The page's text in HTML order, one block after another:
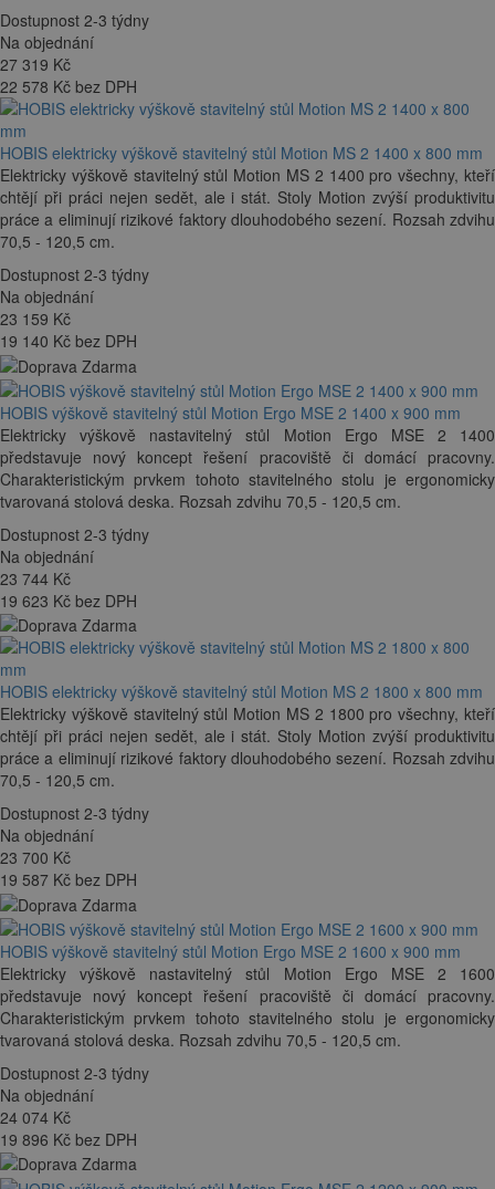
Dostupnost 2-3 týdny
Na objednání
27 319 Kč
22 578 Kč bez DPH
HOBIS elektricky výškově stavitelný stůl Motion MS 2 1400 x 800 mm
Elektricky výškově stavitelný stůl Motion MS 2 1400 pro všechny, kteří
chtějí při práci nejen sedět, ale i stát. Stoly Motion zvýší produktivitu
práce a eliminují rizikové faktory dlouhodobého sezení. Rozsah zdvihu
70,5 - 120,5 cm.
Dostupnost 2-3 týdny
Na objednání
23 159 Kč
19 140 Kč bez DPH
HOBIS výškově stavitelný stůl Motion Ergo MSE 2 1400 x 900 mm
Elektricky výškově nastavitelný stůl Motion Ergo MSE 2 1400
představuje nový koncept řešení pracoviště či domácí pracovny.
Charakteristickým prvkem tohoto stavitelného stolu je ergonomicky
tvarovaná stolová deska. Rozsah zdvihu 70,5 - 120,5 cm.
Dostupnost 2-3 týdny
Na objednání
23 744 Kč
19 623 Kč bez DPH
HOBIS elektricky výškově stavitelný stůl Motion MS 2 1800 x 800 mm
Elektricky výškově stavitelný stůl Motion MS 2 1800 pro všechny, kteří
chtějí při práci nejen sedět, ale i stát. Stoly Motion zvýší produktivitu
práce a eliminují rizikové faktory dlouhodobého sezení. Rozsah zdvihu
70,5 - 120,5 cm.
Dostupnost 2-3 týdny
Na objednání
23 700 Kč
19 587 Kč bez DPH
HOBIS výškově stavitelný stůl Motion Ergo MSE 2 1600 x 900 mm
Elektricky výškově nastavitelný stůl Motion Ergo MSE 2 1600
představuje nový koncept řešení pracoviště či domácí pracovny.
Charakteristickým prvkem tohoto stavitelného stolu je ergonomicky
tvarovaná stolová deska. Rozsah zdvihu 70,5 - 120,5 cm.
Dostupnost 2-3 týdny
Na objednání
24 074 Kč
19 896 Kč bez DPH